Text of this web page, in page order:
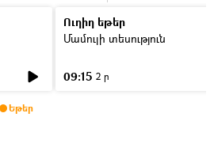
Ուղիղ եթեր
Մամուլի տեսություն
09:15 2 ր
Եթեր